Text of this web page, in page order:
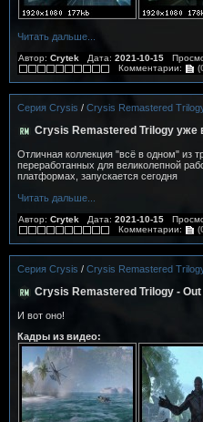
Читать дальше...
Автор: Crytek Дата: 2021-10-15
Комментарии:
Серия Crysis / Crysis Remastered
Crysis Remastered Trilogy
Отличная коллекция "всё в одном" из
переработанных для великолепной
платформах, запускается сегодня
Читать дальше...
Автор: Crytek Дата: 2021-10-15
Комментарии:
Серия Crysis / Crysis Remastered
Crysis Remastered Trilogy -
И вот оно!
Кадры из видео: